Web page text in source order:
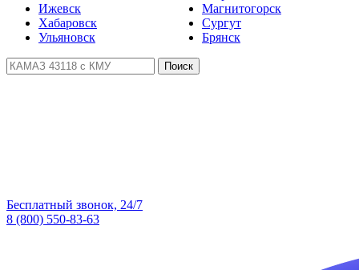
Ижевск
Хабаровск
Ульяновск
Магнитогорск
Сургут
Брянск
Поиск
Бесплатный звонок, 24/7
8 (800) 550-83-63